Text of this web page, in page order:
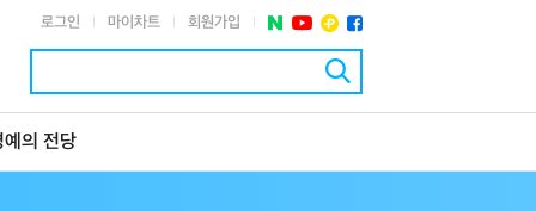
로그인 마이차트 회원가입
예의 전당